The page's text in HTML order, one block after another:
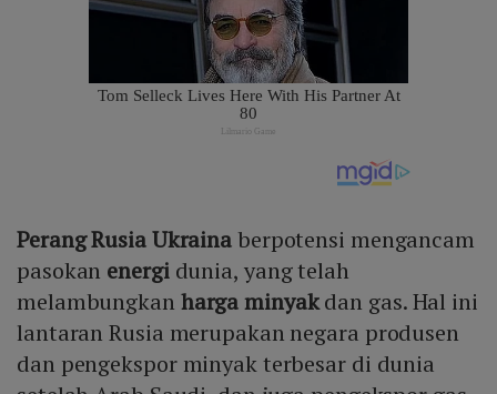
Perang Rusia Ukrainaberpotensi mengancam
pasokan energidunia, yang telah
melambungkan harga minyakdan gas. Hal ini
lantaran Rusia merupakan negara produsen
dan pengekspor minyak terbesar di dunia